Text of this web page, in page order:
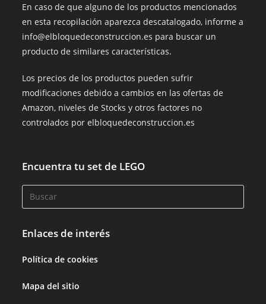
En caso de que alguno de los productos mencionados
en esta recopilación aparezca descatalogado, informe a
info@elbloquedeconstruccion.es para buscar un
producto de similares características.
Los precios de los productos pueden sufrir
modificaciones debido a cambios en las ofertas de
Amazon, niveles de Stocks y otros factores no
controlados por elbloquedeconstruccion.es
Encuentra tu set de LEGO
Enlaces de interés
Política de cookies
Mapa del sitio